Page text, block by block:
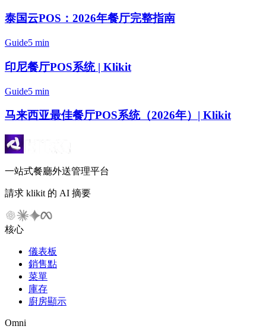
泰国云POS：2026年餐厅完整指南
Guide5 min
印尼餐厅POS系统 | Klikit
Guide5 min
马来西亚最佳餐厅POS系统（2026年）| Klikit
一站式餐廳外送管理平台
請求 klikit 的 AI 摘要
核心
儀表板
銷售點
菜單
庫存
廚房顯示
Omni